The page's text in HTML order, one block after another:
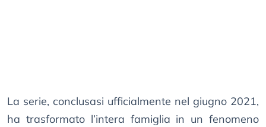
La serie, conclusasi ufficialmente nel giugno 2021,
ha trasformato l’intera famiglia in un fenomeno